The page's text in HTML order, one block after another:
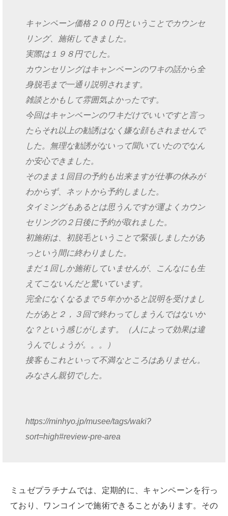
キャンペーン価格２００円ということでカウンセ
リング、施術してきました。
実際は１９８円でした。
カウンセリングはキャンペーンのワキの話から全
身脱毛まで一通り説明されます。
雑談とかもして雰囲気よかったです。
今回はキャンペーンのワキだけでいいですと言っ
たらそれ以上の勧誘はなく嫌な顔もされませんで
した。無理な勧誘がないって聞いていたのでなん
か安心できました。
そのまま１回目の予約も出来ますが仕事の休みが
わからず、ネットから予約しました。
タイミングもあるとは思うんですが運よくカウン
セリングの２日後に予約が取れました。
初施術は、初脱毛ということで緊張しましたがあ
っという間に終わりました。
まだ１回しか施術していませんが、こんなにも生
えてこないんだと驚いています。
完全になくなるまで５年かかると説明を受けまし
たがあと２，３回で終わってしまうんではないか
な？という感じがします。（人によって効果は違
うんでしょうが。。。）
接客もこれといって不満なところはありません。
みなさん親切でした。
https://minhyo.jp/musee/tags/waki?
sort=high#review-pre-area
ミュゼプラチナムでは、定期的に、キャンペーンを行っ
ており、ワンコインで施術できることがあります。その